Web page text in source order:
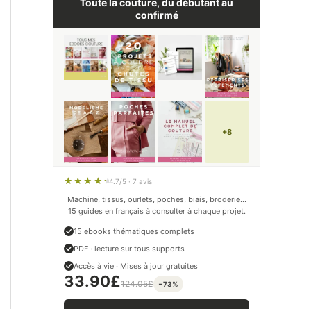
confirmé
+8
4.7/5 · 7 avis
Machine, tissus, ourlets, poches, biais, broderie…
15 guides en français à consulter à chaque projet.
15 ebooks thématiques complets
PDF · lecture sur tous supports
Accès à vie · Mises à jour gratuites
33.90£124.05£ −73%